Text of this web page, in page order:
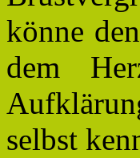
könne
dem
selbst